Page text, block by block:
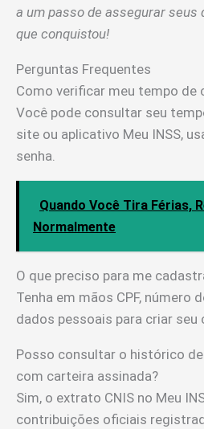
a um passo de assegurar seus
que conquistou!
Perguntas Frequentes
Como verificar meu tempo de
Você pode consultar seu
site ou aplicativo Meu INSS,
senha.
Quando Você Tira Férias,
Normalmente
O que preciso para me
Tenha em mãos CPF, número
dados pessoais para criar seu
Posso consultar o histórico
com carteira assinada?
Sim, o extrato CNIS no Meu
contribuições oficiais